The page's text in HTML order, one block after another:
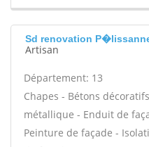
Sd renovation
Artisan
Département: 13
Chapes - Bétons
métallique - Enduit de
Peinture de façade -